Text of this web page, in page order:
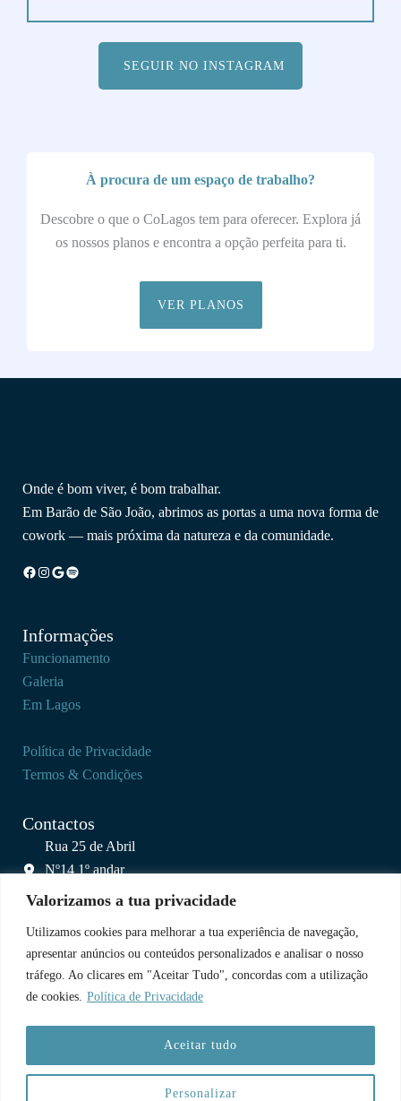
Valorizamos a tua privacidade
Utilizamos cookies para melhorar a tua experiência de navegação,
apresentar anúncios ou conteúdos personalizados e analisar o nosso
tráfego. Ao clicares em "Aceitar Tudo", concordas com a utilização
de cookies. Política de Privacidade
Personalizar
Aceitar tudo
SEGUIR NO INSTAGRAM
À procura de um espaço de trabalho?
Descobre o que o CoLagos tem para oferecer. Explora já
os nossos planos e encontra a opção perfeita para ti.
VER PLANOS
Onde é bom viver, é bom trabalhar.
Em Barão de São João, abrimos as portas a uma nova forma de
cowork — mais próxima da natureza e da comunidade.
Facebook
Instagram
Google
Spotify
Informações
Funcionamento
Galeria
Em Lagos
Política de Privacidade
Termos & Condições
Contactos
Rua 25 de Abril
Nº14 1º andar
8600-013 Barão de São João
(+351) 963 413 546
Uma Parceria